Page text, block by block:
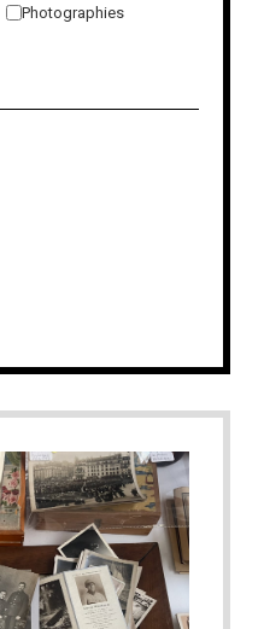
Photographies